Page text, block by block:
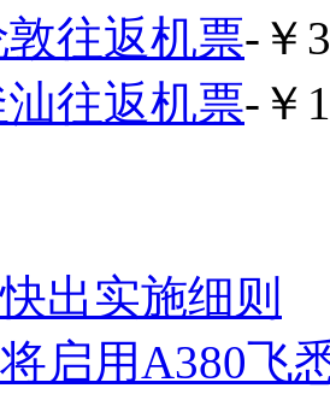
往返机票-￥
往返机票-￥
出实施细则
启用A380飞